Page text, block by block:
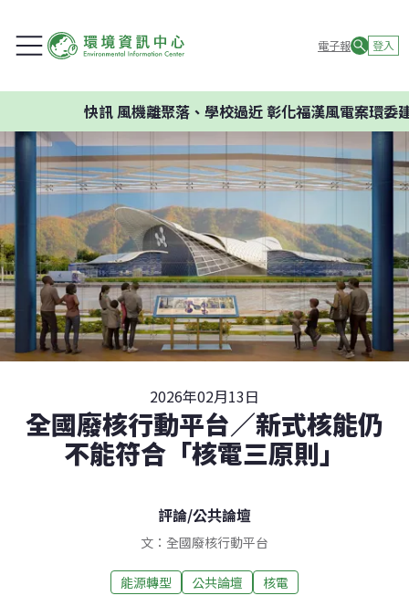
電子報 登入
風機離聚落、學校過近 彰化福漢風電案環委建議
2026年02月13日
全國廢核行動平台／新式核能仍
不能符合「核電三原則」
評論/公共論壇
文：全國廢核行動平台
能源轉型 公共論壇 核電